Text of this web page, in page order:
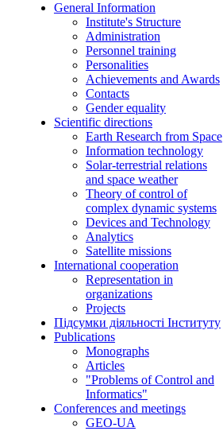
General Information
Institute's Structure
Аdministration
Personnel training
Personalities
Achievements and Awards
Contacts
Gender equality
Scientific directions
Earth Research from Space
Information technology
Solar-terrestrial relations
and space weather
Theory of control of
complex dynamic systems
Devices and Technology
Analytics
Satellite missions
International cooperation
Representation in
organizations
Projects
Підсумки діяльності Інституту
Publications
Monographs
Articles
"Problems of Control and
Informatics"
Conferences and meetings
GEO-UA